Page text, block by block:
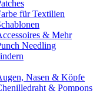
für Textilien
& Mehr
Needling
Nasen & Köpfe
& Pompons